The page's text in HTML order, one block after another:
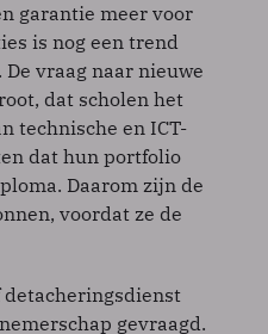
garantie meer voor
is nog een trend
vraag naar nieuwe
dat scholen het
technische en ICT-
dat hun portfolio
Daarom zijn de
voordat ze de
detacheringsdienst
gevraagd.